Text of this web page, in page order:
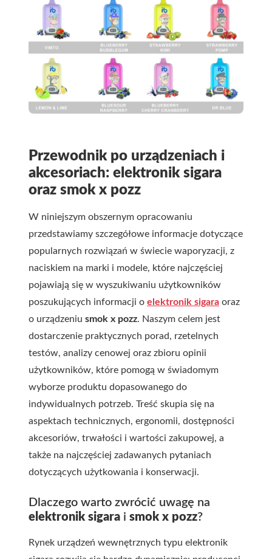
Przewodnik po urządzeniach i
akcesoriach: elektronik sigara
oraz smok x pozz
W niniejszym obszer nym opracowaniu
przedstawiamy szczegółowe informacje dotyczące
popularnych rozwiązań w świecie waporyzacji, z
naciskiem na marki i modele, które najczęściej
pojawiają się w wyszukiwaniu użytkowników
poszukujących informacji o elektronik sigara oraz
o urządzeniu smok x pozz. Naszym celem jest
dostarczenie praktycznych porad, rzetelnych
testów, analizy cenowej oraz zbioru opinii
użytkowników, które pomogą w świadomym
wyborze produktu dopasowanego do
indywidualnych potrzeb. Treść skupia się na
aspektach technicznych, ergonomii, dostępności
akcesoriów, trwałości i wartości zakupowej, a
także na najczęściej zadawanych pytaniach
dotyczących użytkowania i konserwacji.
Dlaczego warto zwrócić uwagę na
elektronik sigara i smok x pozz?
Rynek urządzeń wewnętrznych typu elektron ik